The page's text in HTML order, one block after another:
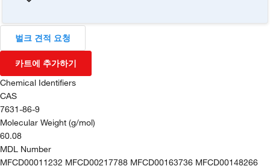
벌크 견적 요청
카트에 추가하기
Chemical Identifiers
CAS
7631-86-9
Molecular Weight (g/mol)
60.08
MDL Number
MFCD00011232 MFCD00217788 MFCD00163736 MFCD00148266